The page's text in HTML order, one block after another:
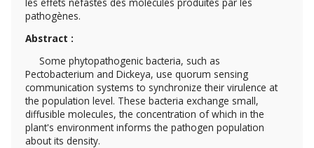
les effets néfastes des molécules produites par les
pathogènes.
Abstract :
Some phytopathogenic bacteria, such as
Pectobacterium and Dickeya, use quorum sensing
communication systems to synchronize their virulence at
the population level. These bacteria exchange small,
diffusible molecules, the concentration of which in the
plant's environment informs the pathogen population
about its density.